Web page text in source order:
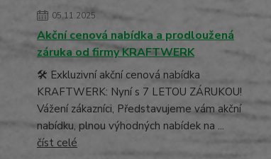
05.11.2025
Akční cenová nabídka a prodloužená
záruka od firmy KRAFTWERK
🛠️ Exkluzivní akční cenová nabídka
KRAFTWERK: Nyní s 7 LETOU ZÁRUKOU!
Vážení zákazníci, Představujeme vám akční
nabídku, plnou výhodných nabídek na ...
číst celé